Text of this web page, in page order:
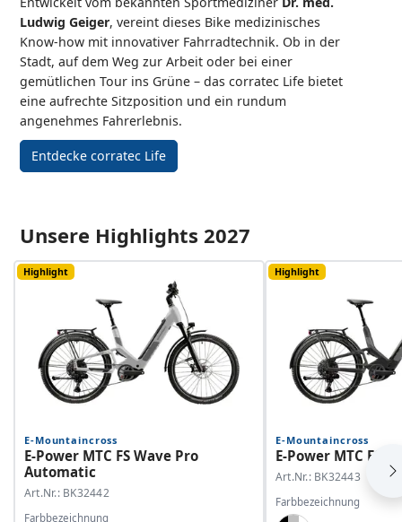
Ludwig Geiger, vereint dieses Bike medizinisches
Know-how mit innovativer Fahrradtechnik. Ob in der
Stadt, auf dem Weg zur Arbeit oder bei einer
gemütlichen Tour ins Grüne – das corratec Life bietet
eine aufrechte Sitzposition und ein rundum
angenehmes Fahrerlebnis.
Entdecke corratec Life
Unsere Highlights 2027
Highlight
E-Mountaincross
E-Power MTC FS Wave Pro
Automatic
Art.Nr.: BK32442
Farbbezeichnung
Highlight
E-Mountaincross
E-Power MTC FS
Art.Nr.: BK32443
Farbbezeichnung